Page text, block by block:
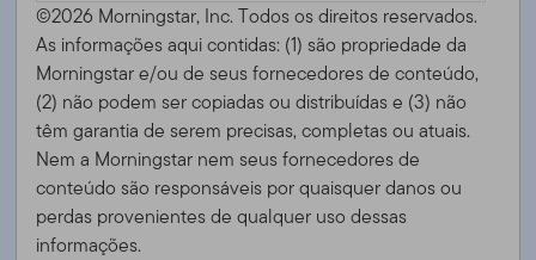
©2026 Morningstar, Inc. Todos os direitos reservados.
As informações aqui contidas: (1) são propriedade da
Morningstar e/ou de seus fornecedores de conteúdo,
(2) não podem ser copiadas ou distribuídas e (3) não
têm garantia de serem precisas, completas ou atuais.
Nem a Morningstar nem seus fornecedores de
conteúdo são responsáveis ​​por quaisquer danos ou
perdas provenientes de qualquer uso dessas
informações.